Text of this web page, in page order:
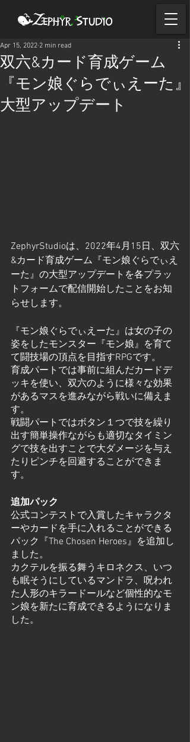
双六&カード育成ゲーム
『モン娘ぐらでぃえーた』
大型アップデート
Apr 15, 2022 2 min read
ZephyrStudioは、2022年4月15日、双六
&カード育成ゲーム『モン娘ぐらでぃえ
ーた』の大型アップデートを各プラッ
トフォームで配信開始したことをお知
らせします。
『モン娘ぐらでぃえーた』は女の子の
姿をしたモンスター『モン娘』を育て
て闘技場の頂点を目指すRPGです。
育成パートでは事前に組んだカードデ
ッキを使い、双六のように様々な効果
があるマスを進みながら戦いに備えま
す。
戦闘パートではボタン１つで技を繰り
出す簡単操作ながらも適切なタイミン
グで技を出すことで大ダメージを与え
たりピンチを回避することができま
す。
追加パック
公式コンテストで入賞したキャラクタ
ーやカードを手に入れることができる
パック『The Chosen Heroes』を追加し
ました。
カクテルを振る舞うキロネクス、いつ
も眠そうにしているマンドラ、呪われ
た人形のキラードールなど個性的なモ
ン娘を新たに育成できるようになりま
した。